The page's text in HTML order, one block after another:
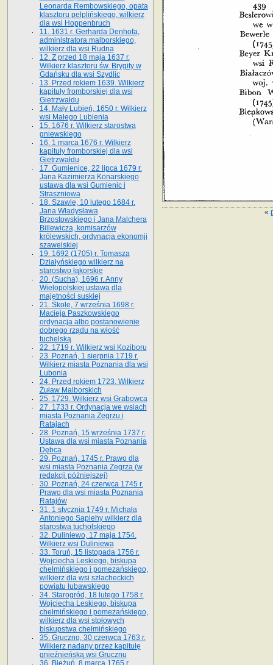
«
Leonarda Rembowskiego, opata
klasztoru pelplińskiego, wilkierz
dla wsi Hoppenbruch
11. 1631 r. Gerharda Denhofa,
administratora malborskiego,
wilkierz dla wsi Rudna
12. Z przed 18 maja 1637 r.
Wilkierz klasztoru św. Brygity w
Gdańsku dla wsi Szydlic
13. Przed rokiem 1639. Wilkierz
kapituły fromborskiej dla wsi
Gietrzwałdu
14. Mały Lubień, 1650 r. Wilkierz
wsi Małego Lubienia
15. 1676 r. Wilkierz starostwa
gniewskiego
16. 1 marca 1676 r. Wilkierz
kapituły fromborskiej dla wsi
Gietrzwałdu
17. Gumienice, 22 lipca 1679 r.
Jana Kazimierza Konarskiego
ustawa dla wsi Gumienic i
Straszniowa
18. Szawle, 10 lutego 1684 r.
Jana Władysława
Brzostowskiego i Jana Malchera
Billewicza, komisarzów
królewskich, ordynacja ekonomji
szawelskiej
19. 1692 (1705) r. Tomasza
Działyńskiego wilkierz na
starostwo łąkorskie
20. (Sucha), 1696 r. Anny
Wielopolskiej ustawa dla
majętności suskiej
21. Skole, 7 września 1698 r.
Macieja Paszkowskiego
ordynacja albo postanowienie
dobrego rządu na włość
tuchelską
22. 1719 r. Wilkierz wsi Koziboru
23. Poznań, 1 sierpnia 1719 r.
Wilkierz miasta Poznania dla wsi
Lubonia
24. Przed rokiem 1723. Wilkierz
Żuław Malborskich
25. 1729. Wilkierz wsi Grabowca
27. 1733 r. Ordynacja we wsiach
miasta Poznania Zegrzu i
Ratajach
28. Poznań, 15 września 1737 r.
Ustawa dla wsi miasta Poznania
Dębca
29. Poznań, 1745 r. Prawo dla
wsi miasta Poznania Zegrza (w
redakcji późniejszej)
30. Poznań, 24 czerwca 1745 r.
Prawo dla wsi miasta Poznania
Ratajów
31. 1 stycznia 1749 r. Michała
Antoniego Sapiehy wilkierz dla
starostwa tucholskiego
32. Duliniewo, 17 maja 1754.
Wilkierz wsi Duliniewa
33. Toruń, 15 listopada 1756 r.
Wojciecha Leskiego, biskupa
chełmińskiego i pomezańskiego,
wilkierz dla wsi szlacheckich
powiatu lubawskiego
34. Starogród, 18 lutego 1758 r.
Wojciecha Leskiego, biskupa
chełmińskiego i pomezańskiego,
wilkierz dla wsi stołowych
biskupstwa chełmińskiego
35. Gruczno, 30 czerwca 1763 r.
Wilkierz nadany przez kapitułę
gnieźnieńską wsi Grucznu
36. Bieżuń, 8 marca 1765 r.